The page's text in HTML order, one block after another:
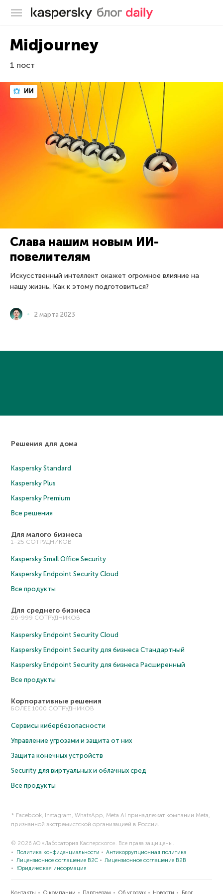
Блог Касперского
Midjourney
1 пост
ИИ
Слава нашим новым ИИ-
повелителям
Искусственный интеллект окажет огромное влияние на
нашу жизнь. Как к этому подготовиться?
2 марта 2023
Решения для дома
Kaspersky Standard
Kaspersky Plus
Kaspersky Premium
Все решения
Для малого бизнеса
1–25 СОТРУДНИКОВ
Kaspersky Small Office Security
Kaspersky Endpoint Security Cloud
Все продукты
Для среднего бизнеса
26-999 СОТРУДНИКОВ
Kaspersky Endpoint Security Cloud
Kaspersky Endpoint Security для бизнеса Cтандартный
Kaspersky Endpoint Security для бизнеса Расширенный
Все продукты
Корпоративные решения
БОЛЕЕ 1000 СОТРУДНИКОВ
Сервисы кибербезопасности
Управление угрозами и защита от них
Защита конечных устройств
Security для виртуальных и облачных сред
Все продукты
* Facebook, Instagram, WhatsApp, Meta AI принадлежат компании Meta,
признанной экстремистской организацией в России.
© 2026 АО «Лаборатория Касперского». Все права защищены.
Политика конфиденциальности
Антикоррупционная политика
Лицензионное соглашение B2C
Лицензионное соглашение B2B
Юридическая информация